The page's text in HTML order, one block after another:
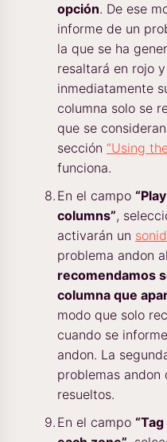
opción. De ese
informe de un
la que se ha
resaltará en rojo
inmediatamente
columna solo se
que se
sección “Using
funciona.
En el campo
columns”,
activarán un
problema andon
recomendamos
columna que
modo que solo
cuando se
andon. La
problemas andon
resueltos.
En el campo